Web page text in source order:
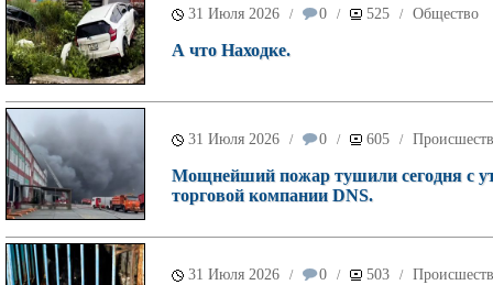
31 Июля 2026 / 0 / 525 / Общество
А что Находке.
31 Июля 2026 / 0 / 605 /
Мощнейший пожар тушили сегодня с
торговой компании DNS.
31 Июля 2026 / 0 / 503 /